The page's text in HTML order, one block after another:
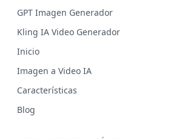
GPT Imagen Generador
Kling IA Video Generador
Inicio
Imagen a Video IA
Características
Blog